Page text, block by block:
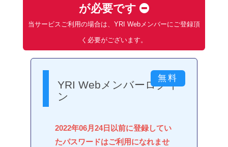
が必要です
当サービスご利用の場合は、YRI Webメンバーにご登録頂
く必要がございます。
YRI Webメンバーログイ
ン
2022年06月24日以前に登録してい
たパスワードはご利用になれませ